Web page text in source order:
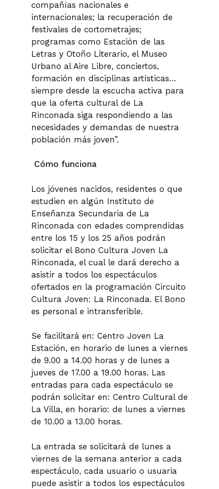
compañías nacionales e
internacionales; la recuperación de
festivales de cortometrajes;
programas como Estación de las
Letras y Otoño Literario, el Museo
Urbano al Aire Libre, conciertos,
formación en disciplinas artísticas…
siempre desde la escucha activa para
que la oferta cultural de La
Rinconada siga respondiendo a las
necesidades y demandas de nuestra
población más joven”.
Cómo funciona
Los jóvenes nacidos, residentes o que
estudien en algún Instituto de
Enseñanza Secundaria de La
Rinconada con edades comprendidas
entre los 15 y los 25 años podrán
solicitar el Bono Cultura Joven La
Rinconada, el cual le dará derecho a
asistir a todos los espectáculos
ofertados en la programación Circuito
Cultura Joven: La Rinconada. El Bono
es personal e intransferible.
Se facilitará en: Centro Joven La
Estación, en horario de lunes a viernes
de 9.00 a 14.00 horas y de lunes a
jueves de 17.00 a 19.00 horas. Las
entradas para cada espectáculo se
podrán solicitar en: Centro Cultural de
La Villa, en horario: de lunes a viernes
de 10.00 a 13.00 horas.
La entrada se solicitará de lunes a
viernes de la semana anterior a cada
espectáculo, cada usuario o usuaria
puede asistir a todos los espectáculos